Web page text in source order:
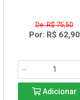
De: R$ 75,50
Por: R$ 62,90
Adicionar